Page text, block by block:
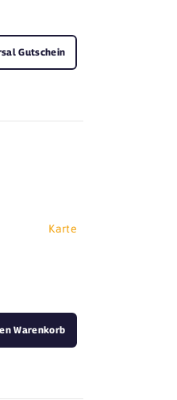
Gutschein
Karte
Warenkorb